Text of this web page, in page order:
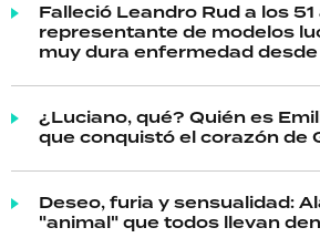
Falleció Leandro Rud a los 51
representante de modelos
muy dura enfermedad
¿Luciano, qué? Quién es
que conquistó el corazón de
Deseo, furia y sensualidad:
"animal" que todos llevan